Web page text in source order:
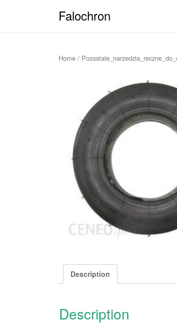
Falochron
Home /
Description
Description